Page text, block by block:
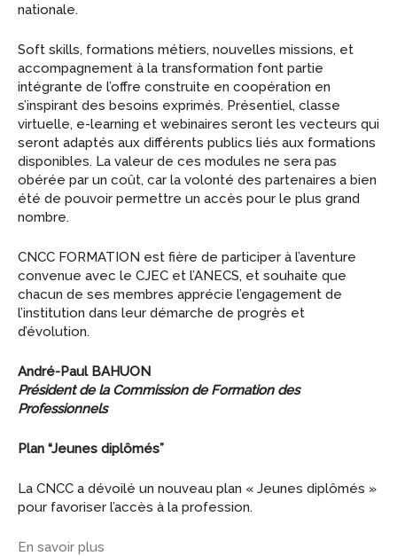
nationale.
Soft skills, formations métiers, nouvelles missions, et
accompagnement à la transformation font partie
intégrante de l’offre construite en coopération en
s’inspirant des besoins exprimés. Présentiel, classe
virtuelle, e-learning et webinaires seront les vecteurs qui
seront adaptés aux différents publics liés aux formations
disponibles. La valeur de ces modules ne sera pas
obérée par un coût, car la volonté des partenaires a bien
été de pouvoir permettre un accès pour le plus grand
nombre.
CNCC FORMATION est fière de participer à l’aventure
convenue avec le CJEC et l’ANECS, et souhaite que
chacun de ses membres apprécie l’engagement de
l’institution dans leur démarche de progrès et
d’évolution.
André-Paul BAHUON
Président de la Commission de Formation des
Professionnels
Plan “Jeunes diplômés”
La CNCC a dévoilé un nouveau plan « Jeunes diplômés »
pour favoriser l’accès à la profession.
En savoir plus